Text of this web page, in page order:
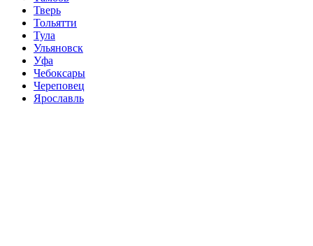
Тверь
Тольятти
Тула
Ульяновск
Уфа
Чебоксары
Череповец
Ярославль